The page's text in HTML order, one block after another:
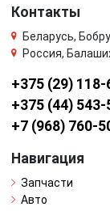
Контакты
Беларусь,
Россия,
+375 (29)
+375 (44) 543-
+7 (968) 760-
Навигация
Запчасти
Авто